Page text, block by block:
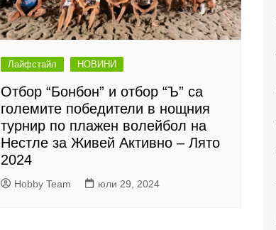
Лайфстайл НОВИНИ
Отбор “Бонбон” и отбор “Ъ” са
големите победители в нощния
турнир по плажен волейбол на
Нестле за Живей Активно – Лято
2024
Hobby Team юли 29, 2024